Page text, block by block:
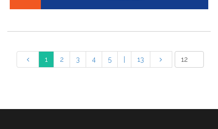
1 2 3 4 5 13